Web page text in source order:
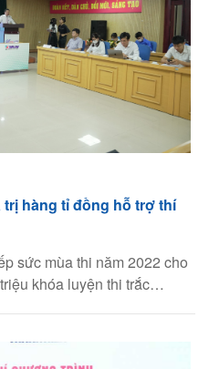
hàng tỉ đồng hỗ trợ thí
sức mùa thi năm 2022 cho
khóa luyện thi trắc